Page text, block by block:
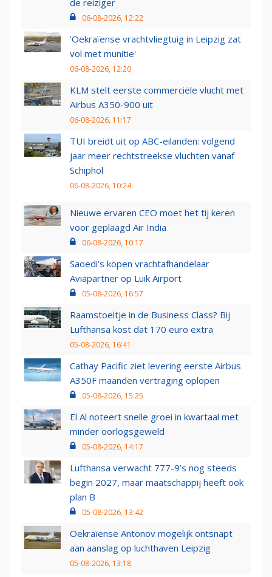
de reiziger
06-08-2026, 12:22
'Oekraïense vrachtvliegtuig in Leipzig zat
vol met munitie'
06-08-2026, 12:20
KLM stelt eerste commerciële vlucht met
Airbus A350-900 uit
06-08-2026, 11:17
TUI breidt uit op ABC-eilanden: volgend
jaar meer rechtstreekse vluchten vanaf
Schiphol
06-08-2026, 10:24
Nieuwe ervaren CEO moet het tij keren
voor geplaagd Air India
06-08-2026, 10:17
Saoedi’s kopen vrachtafhandelaar
Aviapartner op Luik Airport
05-08-2026, 16:57
Raamstoeltje in de Business Class? Bij
Lufthansa kost dat 170 euro extra
05-08-2026, 16:41
Cathay Pacific ziet levering eerste Airbus
A350F maanden vertraging oplopen
05-08-2026, 15:25
El Al noteert snelle groei in kwartaal met
minder oorlogsgeweld
05-08-2026, 14:17
Lufthansa verwacht 777-9’s nog steeds
begin 2027, maar maatschappij heeft ook
plan B
05-08-2026, 13:42
Oekraïense Antonov mogelijk ontsnapt
aan aanslag op luchthaven Leipzig
05-08-2026, 13:18